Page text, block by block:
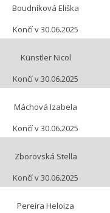
Boudníková Eliška
Končí v 30.06.2025
Künstler Nicol
Končí v 30.06.2025
Máchová Izabela
Končí v 30.06.2025
Zborovská Stella
Končí v 30.06.2025
Pereira Heloiza